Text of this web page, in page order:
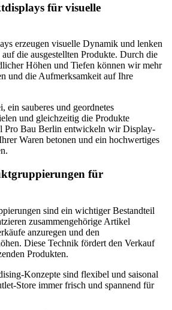
für visuelle
erzeugen visuelle Dynamik und lenken
die ausgestellten Produkte. Durch die
Höhen und Tiefen können wir mehr
und die Aufmerksamkeit auf Ihre
ein sauberes und geordnetes
und gleichzeitig die Produkte
Pro Bau Berlin entwickeln wir Display-
Waren betonen und ein hochwertiges
für
sind ein wichtiger Bestandteil
zusammengehörige Artikel
anzuregen und den
Diese Technik fördert den Verkauf
Produkten.
Konzepte sind flexibel und saisonal
Store immer frisch und spannend für